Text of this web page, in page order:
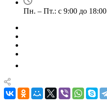
Пн. – Пт.: с 9:00 до 18:00